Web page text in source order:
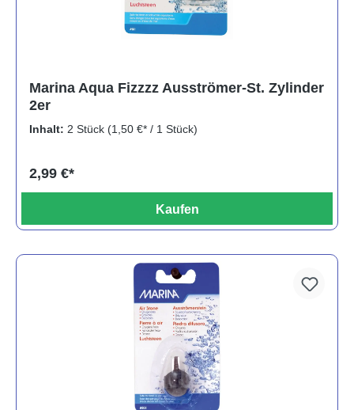
Marina Aqua Fizzzz Ausströmer-St. Zylinder
2er
Inhalt: 2 Stück (1,50 €* / 1 Stück)
2,99 €*
Kaufen